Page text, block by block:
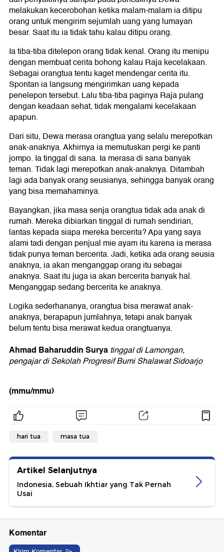
melakukan kecerobohan ketika malam-malam ia ditipu
orang untuk mengirim sejumlah uang yang lumayan
besar. Saat itu ia tidak tahu kalau ditipu orang.
Ia tiba-tiba ditelepon orang tidak kenal. Orang itu menipu
dengan membuat cerita bohong kalau Raja kecelakaan.
Sebagai orangtua tentu kaget mendengar cerita itu.
Spontan ia langsung mengirimkan uang kepada
penelepon tersebut. Lalu tiba-tiba paginya Raja pulang
dengan keadaan sehat, tidak mengalami kecelakaan
apapun.
Dari situ, Dewa merasa orangtua yang selalu merepotkan
anak-anaknya. Akhirnya ia memutuskan pergi ke panti
jompo. Ia tinggal di sana. Ia merasa di sana banyak
teman. Tidak lagi merepotkan anak-anaknya. Ditambah
lagi ada banyak orang seusianya, sehingga banyak orang
yang bisa memahaminya.
Bayangkan, jika masa senja orangtua tidak ada anak di
rumah. Mereka dibiarkan tinggal di rumah sendirian,
lantas kepada siapa mereka bercerita? Apa yang saya
alami tadi dengan penjual mie ayam itu karena ia merasa
tidak punya teman bercerita. Jadi, ketika ada orang seusia
anaknya, ia akan menganggap orang itu sebagai
anaknya. Saat itu juga ia akan bercerita banyak hal.
Menganggap sedang bercerita ke anaknya.
Logika sederhananya, orangtua bisa merawat anak-
anaknya, berapapun jumlahnya, tetapi anak banyak
belum tentu bisa merawat kedua orangtuanya.
Ahmad Baharuddin Suryatinggal di Lamongan,
pengajar di Sekolah Progresif Bumi Shalawat Sidoarjo
(mmu/mmu)
hari tua masa tua
Artikel Selanjutnya
Indonesia, Sebuah Ikhtiar yang Tak Pernah
Usai